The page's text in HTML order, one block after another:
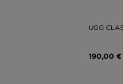
UGG
190,00 €